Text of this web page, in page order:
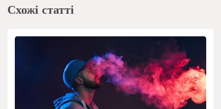
Схожі статті